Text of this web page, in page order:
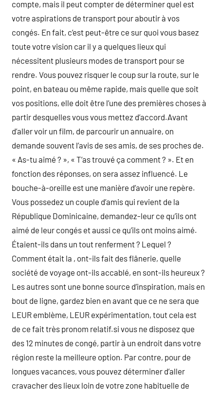
compte, mais il peut compter de déterminer quel est
votre aspirations de transport pour aboutir à vos
congés. En fait, c’est peut-être ce sur quoi vous basez
toute votre vision car il y a quelques lieux qui
nécessitent plusieurs modes de transport pour se
rendre. Vous pouvez risquer le coup sur la route, sur le
point, en bateau ou même rapide, mais quelle que soit
vos positions, elle doit être l’une des premières choses à
partir desquelles vous vous mettez d’accord.Avant
d’aller voir un film, de parcourir un annuaire, on
demande souvent l’avis de ses amis, de ses proches de.
« As-tu aimé ? », « T’as trouvé ça comment ? ». Et en
fonction des réponses, on sera assez influencé. Le
bouche-à-oreille est une manière d’avoir une repère.
Vous possedez un couple d’amis qui revient de la
République Dominicaine, demandez-leur ce qu’ils ont
aimé de leur congés et aussi ce qu’ils ont moins aimé.
Étaient-ils dans un tout renferment ? Lequel ?
Comment était la , ont-ils fait des flânerie, quelle
société de voyage ont-ils accablé, en sont-ils heureux ?
Les autres sont une bonne source d’inspiration, mais en
bout de ligne, gardez bien en avant que ce ne sera que
LEUR emblème, LEUR expérimentation, tout cela est
de ce fait très pronom relatif.si vous ne disposez que
des 12 minutes de congé, partir à un endroit dans votre
région reste la meilleure option. Par contre, pour de
longues vacances, vous pouvez déterminer d’aller
cravacher des lieux loin de votre zone habituelle de